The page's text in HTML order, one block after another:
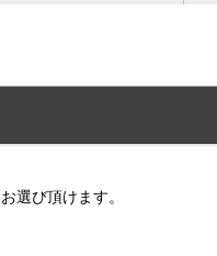
選び頂けます。